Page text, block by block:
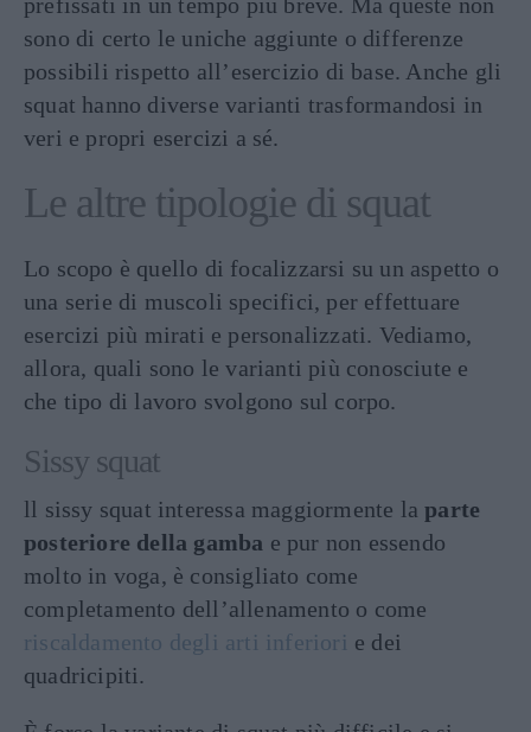
sono di certo le uniche aggiunte o differenze
possibili rispetto all’esercizio di base. Anche gli
squat hanno diverse varianti trasformandosi in
veri e propri esercizi a sé.
Le altre tipologie di squat
Lo scopo è quello di focalizzarsi su un aspetto o
una serie di muscoli specifici, per effettuare
esercizi più mirati e personalizzati. Vediamo,
allora, quali sono le varianti più conosciute e
che tipo di lavoro svolgono sul corpo.
Sissy squat
ll sissy squat interessa maggiormente laparte
posteriore della gamba e pur non essendo
molto in voga, è consigliato come
completamento dell’allenamento o come
riscaldamento degli arti inferiori e dei
quadricipiti.